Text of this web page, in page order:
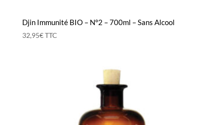
Djin Immunité BIO – N°2 – 700ml – Sans Alcool
32,95€TTC